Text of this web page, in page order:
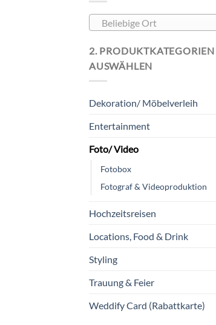
Beliebige Ort
2. PRODUKTKATEGORIEN
AUSWÄHLEN
Dekoration/ Möbelverleih
Entertainment
Foto/ Video
Fotobox
Fotograf & Videoproduktion
Hochzeitsreisen
Locations, Food & Drink
Styling
Trauung & Feier
Weddify Card (Rabattkarte)